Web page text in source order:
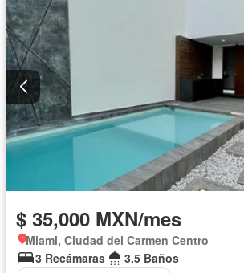
$ 35,000 MXN/mes
Miami, Ciudad del Carmen Centro
3 Recámaras
3.5 Baños